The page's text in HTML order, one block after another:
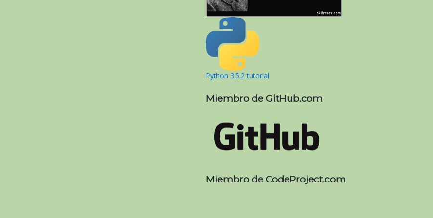
Python 3.5.2 tutorial
Miembro de GitHub.com
Miembro de CodeProject.com